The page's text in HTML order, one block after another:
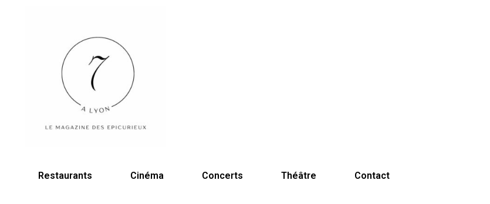
Restaurants Cinéma Concerts Théâtre Contact